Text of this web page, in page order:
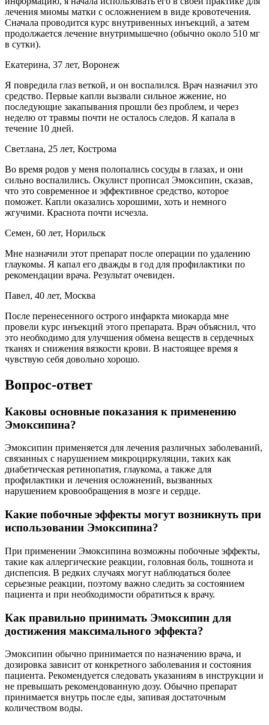
лечения миомы матки с осложнением в виде кровотечения.
Сначала проводится курс внутривенных инъекций, а затем
продолжается лечение внутримышечно (обычно около 510 мг
в сутки).
Екатерина, 37 лет, Воронеж
Я повредила глаз веткой, и он воспалился. Врач назначил это
средство. Первые капли вызвали сильное жжение, но
последующие закапывания прошли без проблем, и через
неделю от травмы почти не осталось следов. Я капала в
течение 10 дней.
Светлана, 25 лет, Кострома
Во время родов у меня полопались сосуды в глазах, и они
сильно воспалились. Окулист прописал Эмоксипин, сказав,
что это современное и эффективное средство, которое
поможет. Капли оказались хорошими, хоть и немного
жгучими. Краснота почти исчезла.
Семен, 60 лет, Норильск
Мне назначили этот препарат после операции по удалению
глаукомы. Я капал его дважды в год для профилактики по
рекомендации врача. Результат очевиден.
Павел, 40 лет, Москва
После перенесенного острого инфаркта миокарда мне
провели курс инъекций этого препарата. Врач объяснил, что
это необходимо для улучшения обмена веществ в сердечных
тканях и снижения вязкости крови. В настоящее время я
чувствую себя довольно хорошо.
Вопрос-ответ
Каковы основные показания к применению
Эмоксипина?
Эмоксипин применяется для лечения различных заболеваний,
связанных с нарушением микроциркуляции, таких как
диабетическая ретинопатия, глаукома, а также для
профилактики и лечения осложнений, вызванных
нарушением кровообращения в мозге и сердце.
Какие побочные эффекты могут возникнуть при
использовании Эмоксипина?
При применении Эмоксипина возможны побочные эффекты,
такие как аллергические реакции, головная боль, тошнота и
диспепсия. В редких случаях могут наблюдаться более
серьезные реакции, поэтому важно следить за состоянием
пациента и при необходимости обратиться к врачу.
Как правильно принимать Эмоксипин для
достижения максимального эффекта?
Эмоксипин обычно принимается по назначению врача, и
дозировка зависит от конкретного заболевания и состояния
пациента. Рекомендуется следовать указаниям в инструкции и
не превышать рекомендованную дозу. Обычно препарат
принимается внутрь после еды, запивая достаточным
количеством воды.